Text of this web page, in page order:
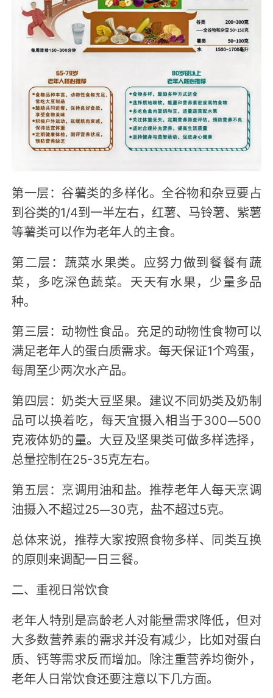
第一层：谷薯类的多样化。全谷物和杂豆要占
到谷类的1/4到一半左右，红薯、马铃薯、紫薯
等薯类可以作为老年人的主食。
第二层：蔬菜水果类。应努力做到餐餐有蔬
菜，多吃深色蔬菜。天天有水果，少量多品
种。
第三层：动物性食品。充足的动物性食物可以
满足老年人的蛋白质需求。每天保证1个鸡蛋，
每周至少两次水产品。
第四层：奶类大豆坚果。建议不同奶类及奶制
品可以换着吃，每天宜摄入相当于300—500
克液体奶的量。大豆及坚果类可做多样选择，
总量控制在25-35克左右。
第五层：烹调用油和盐。推荐老年人每天烹调
油摄入不超过25—30克，盐不超过5克。
总体来说，推荐大家按照食物多样、同类互换
的原则来调配一日三餐。
二、重视日常饮食
老年人特别是高龄老人对能量需求降低，但对
大多数营养素的需求并没有减少，比如对蛋白
质、钙等需求反而增加。除注重营养均衡外，
老年人日常饮食还要注意以下几方面。